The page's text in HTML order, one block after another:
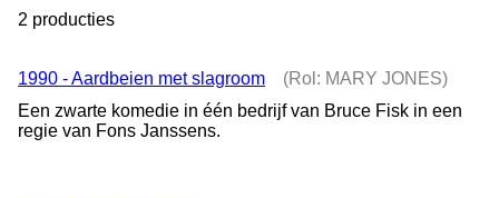
2 producties
1990 - Aardbeien met slagroom
(Rol: MARY JONES)
Een zwarte komedie in één bedrijf van Bruce Fisk in een
regie van Fons Janssens.